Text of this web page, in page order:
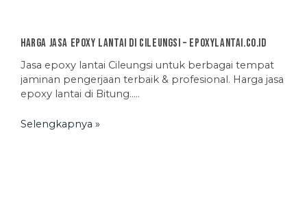
Harga Jasa Epoxy Lantai di Cileungsi – EpoxyLantai.co.id
Jasa epoxy lantai Cileungsi untuk berbagai tempat
jaminan pengerjaan terbaik & profesional. Harga jasa
epoxy lantai di Bitung…..
Selengkapnya »